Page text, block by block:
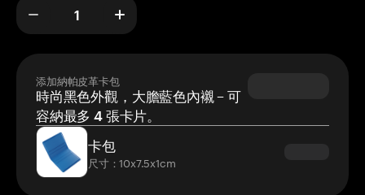
添加納帕皮革卡包
時尚黑色外觀，大膽藍色內襯 – 可
容納最多 4 張卡片。
卡包
尺寸：10x7.5x1cm